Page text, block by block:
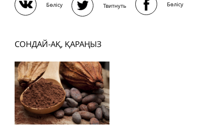
Бөлісу Твитнуть Бөлісу
СОНДАЙ-АҚ, ҚАРАҢЫЗ